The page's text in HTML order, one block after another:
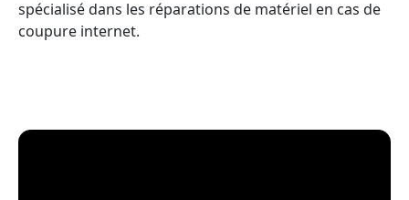
spécialisé dans les réparations de matériel en cas de
coupure internet.